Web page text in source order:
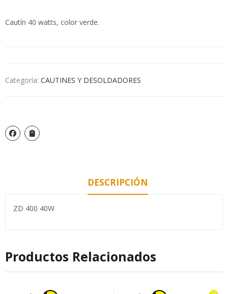
Cautín 40 watts, color verde.
Categoría: CAUTINES Y DESOLDADORES
DESCRIPCIÓN
ZD 400 40W
Productos Relacionados